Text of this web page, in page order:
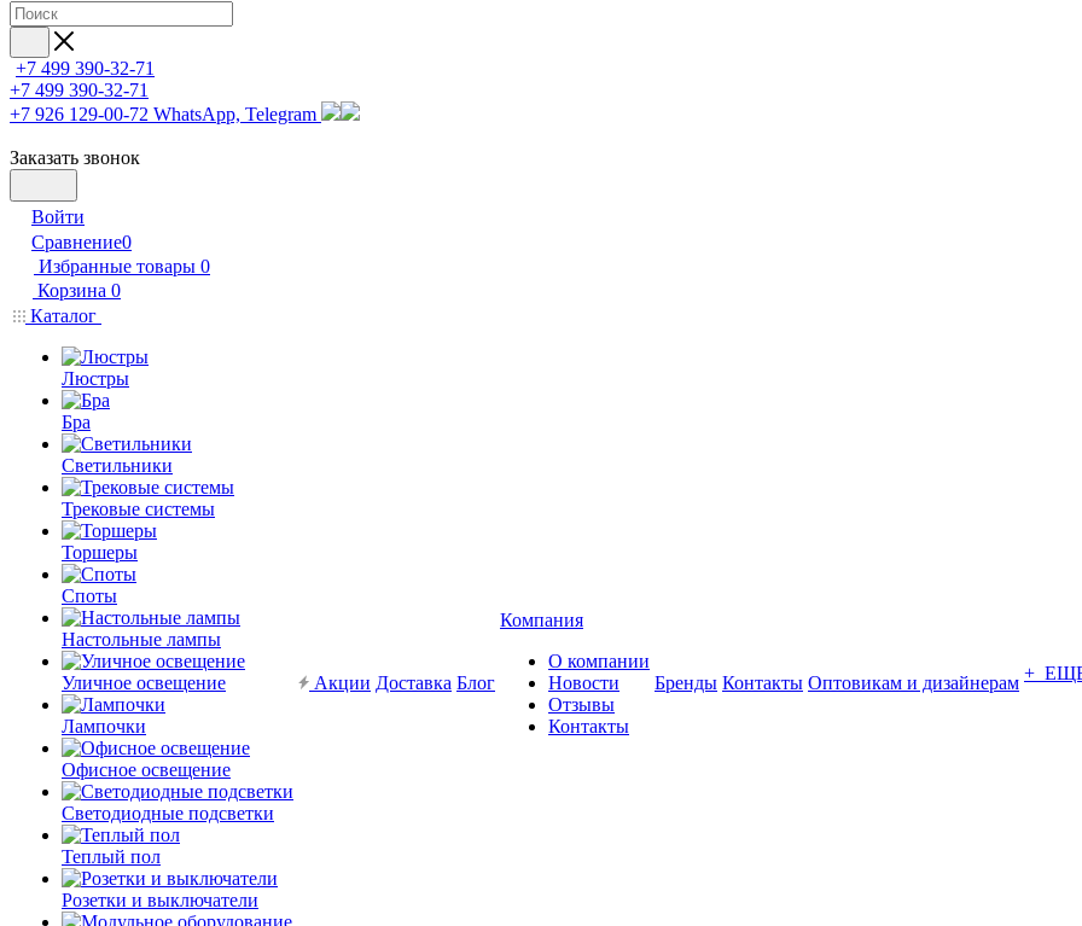
+7 499 390-32-71
+7 499 390-32-71
+7 926 129-00-72 WhatsApp, Telegram
Заказать звонок
Войти
Сравнение0
Избранные товары 0
Корзина 0
Каталог
Люстры
Бра
Светильники
Трековые системы
Торшеры
Споты
Настольные лампы
Уличное освещение
Лампочки
Офисное освещение
Светодиодные подсветки
Теплый пол
Розетки и выключатели
Акции Доставка Блог
Компания
О компании
Новости
Отзывы
Контакты
Бренды Контакты Оптовикам и дизайнерам +